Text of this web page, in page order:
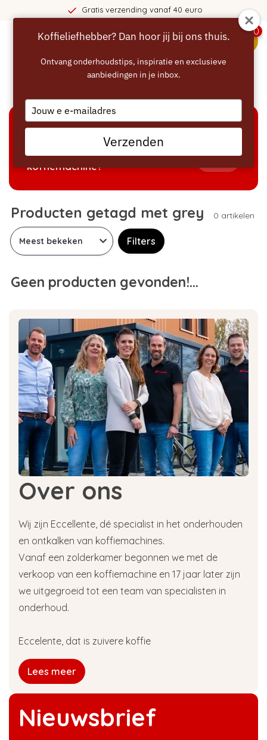
Gratis verzending vanaf 40 euro
0
Welke producten passen bij mijn
koffiemachine?
Producten getagd met grey 0 artikelen
Filters
Geen producten gevonden!...
Nieuwsbrief
Over ons
Wij zijn Eccellente, dé specialist in het onderhouden
en ontkalken van koffiemachines.
Vanaf een zolderkamer begonnen we met de
verkoop van een koffiemachine en 17 jaar later zijn
we uitgegroeid tot een team van specialisten in
onderhoud.
Eccelente, dat is zuivere koffie
Lees meer
Koffieliefhebber? Dan hoor jij bij ons thuis.
Ontvang onderhoudstips, inspiratie en exclusieve
aanbiedingen in je inbox.
Type
your
email
Verzenden